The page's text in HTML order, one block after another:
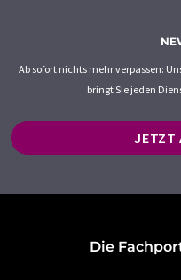
Ab sofort nichts mehr verpassen:
bringt Sie jeden
JETZT
Die